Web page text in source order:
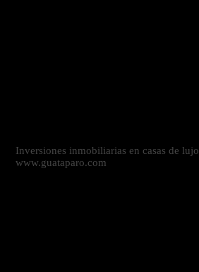
Inversiones inmobiliarias en casas de lujo
www.guataparo.com